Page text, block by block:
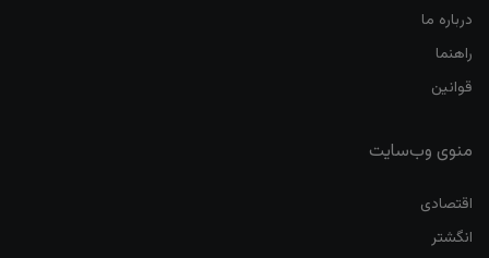
درباره ما
راهنما
قوانین
منوی وب‌سایت
اقتصادی
انگشتر